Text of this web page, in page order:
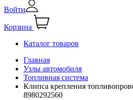
Войти
Корзина
Каталог товаров
Главная
Узлы автомобиля
Топливная система
Клипса крепления
8980292560